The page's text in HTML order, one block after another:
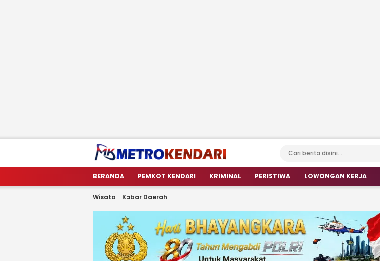
metrokendari
Berita Terkini Sulawesi Tenggara
BERANDA PEMKOT KENDARI KRIMINAL PERISTIWA LOWONGAN KERJA
Wisata Kabar Daerah